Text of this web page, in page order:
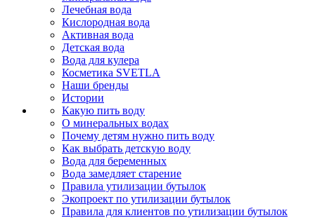
Лечебная вода
Кислородная вода
Активная вода
Детская вода
Вода для кулера
Косметика SVETLA
Наши бренды
Истории
Какую пить воду
О минеральных водах
Почему детям нужно пить воду
Как выбрать детскую воду
Вода для беременных
Вода замедляет старение
Правила утилизации бутылок
Экопроект по утилизации бутылок
Правила для клиентов по утилизации бутылок